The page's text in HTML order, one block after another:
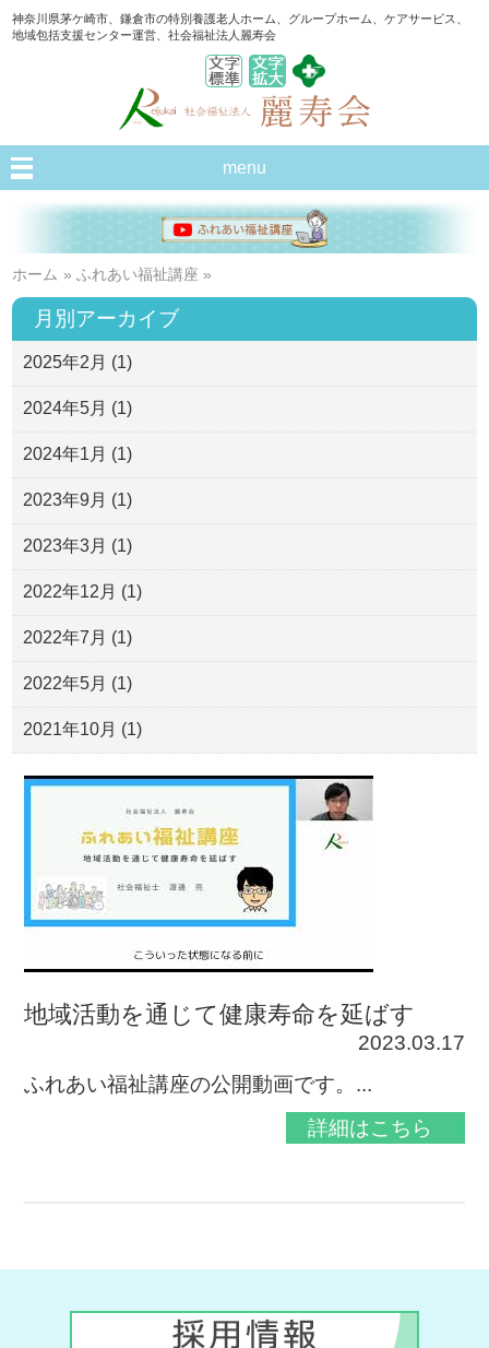
神奈川県茅ケ崎市、鎌倉市の特別養護老人ホーム、グループホーム、ケアサービス、
地域包括支援センター運営、社会福祉法人麗寿会
menu
ホーム »ふれあい福祉講座 »
月別アーカイブ
2025年2月 (1)
2024年5月 (1)
2024年1月 (1)
2023年9月 (1)
2023年3月 (1)
2022年12月 (1)
2022年7月 (1)
2022年5月 (1)
2021年10月 (1)
地域活動を通じて健康寿命を延ばす
2023.03.17
ふれあい福祉講座の公開動画です。...
詳細はこちら